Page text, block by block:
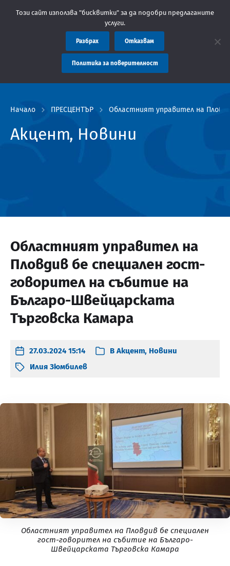
администрация Пловдив препоръчва заплащането
Начало ПРЕСЦЕНТЪР Областният управител на
Акцент, Новини
Областният управител на
Пловдив бе специален гост-
говорител на събитие на
Българо-Швейцарската
Търговска Камара
27.03.2024 15:14 В Акцент, Новини
Илия Зюмбилев
Областният управител на Пловдив бе специален
гост-говорител на събитие на Българо-
Швейцарската Търговска Камара
Този сайт използва "бисквитки" за да подобри предлаганите
услуги.
Разбрах Отказвам
Политика за поверителност